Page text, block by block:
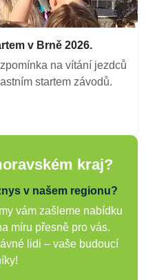
v Brně 2026.
na vítání jezdců
startem závodů.
kraj?
v našem regionu?
vám zašleme nabídku
míru přesně pro vás.
lidi – vaše budoucí